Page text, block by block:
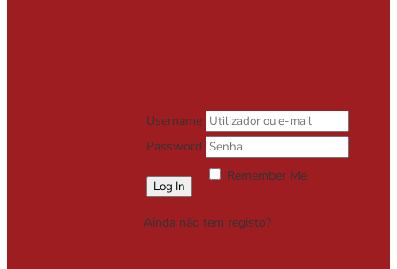
Username
Password
Remember Me
Ainda não tem registo?